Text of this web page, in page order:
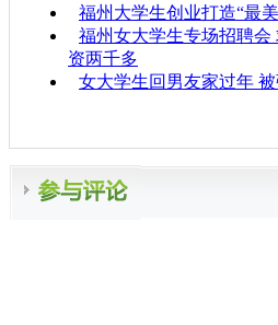
福州大学生创业打造“最
福州女大学生专场招聘会
资两千多
女大学生回男友家过年